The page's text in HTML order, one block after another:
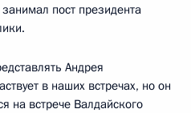
пост президента
Андрея
в наших встречах, но он
на встрече Валдайского